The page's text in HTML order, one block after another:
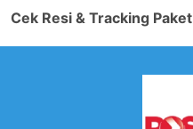
Cek Resi & Tracking Paket